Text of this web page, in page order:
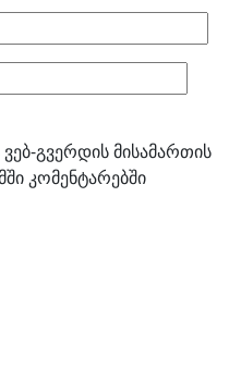
გვერდის მისამართის
კომენტარებში